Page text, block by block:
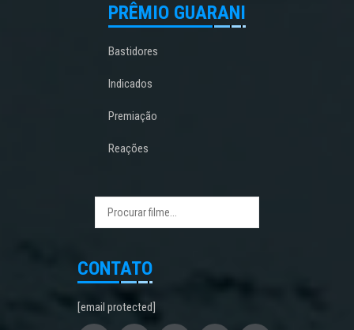
PRÊMIO GUARANI
Bastidores
Indicados
Premiação
Reações
CONTATO
[email protected]